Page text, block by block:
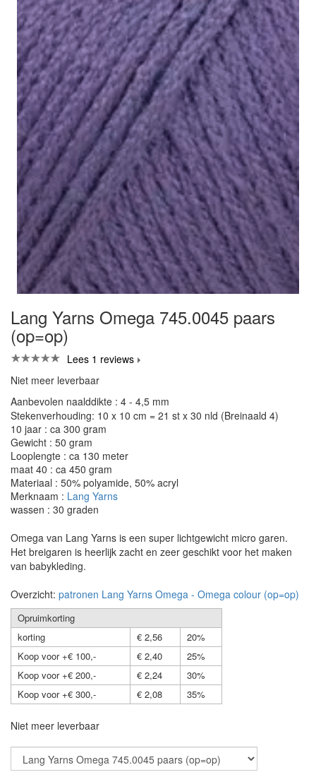
Lang Yarns Omega 745.0045 paars
(op=op)
Lees 1 reviews
Niet meer leverbaar
Aanbevolen naalddikte : 4 - 4,5 mm
Stekenverhouding: 10 x 10 cm = 21 st x 30 nld (Breinaald 4)
10 jaar : ca 300 gram
Gewicht : 50 gram
Looplengte : ca 130 meter
maat 40 : ca 450 gram
Materiaal : 50% polyamide, 50% acryl
Merknaam : Lang Yarns
wassen : 30 graden
Omega van Lang Yarns is een super lichtgewicht micro garen.
Het breigaren is heerlijk zacht en zeer geschikt voor het maken
van babykleding.
Overzicht: patronen Lang Yarns Omega - Omega colour (op=op)
Opruimkorting
korting
€ 2,56
20%
Koop voor +€ 100,-
€ 2,40
25%
Koop voor +€ 200,-
€ 2,24
30%
Koop voor +€ 300,-
€ 2,08 35%
Niet meer leverbaar